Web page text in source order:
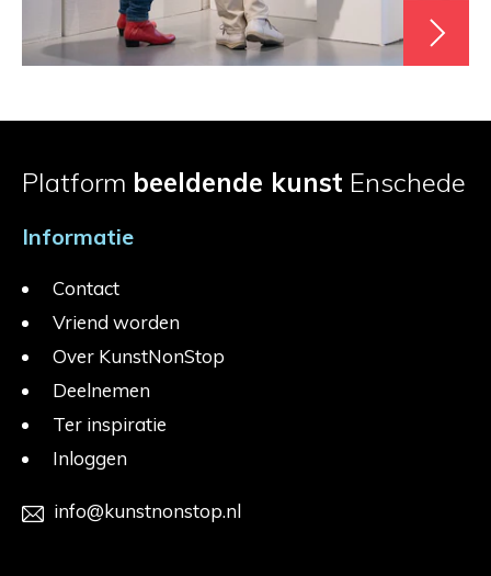
Platform beeldende kunst Enschede
Informatie
Contact
Vriend worden
Over KunstNonStop
Deelnemen
Ter inspiratie
Inloggen
info@kunstnonstop.nl